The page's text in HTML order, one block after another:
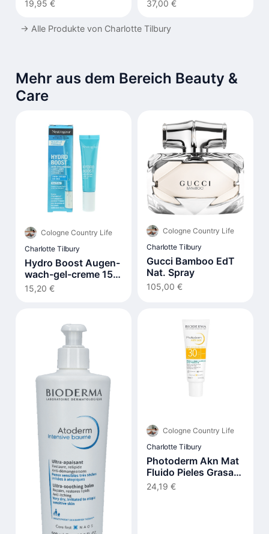
19,95 € 37,00 €
→ Alle Produkte von Charlotte Tilbury
Mehr aus dem Bereich Beauty &
Care
Cologne Country Life
Charlotte Tilbury
Hydro Boost Augen-
wach-gel-creme 15
ml
15,20 €
Cologne Country Life
Charlotte Tilbury
Gucci Bamboo EdT
Nat. Spray
105,00 €
Cologne Country Life
Charlotte Tilbury
Photoderm Akn Mat
Fluido Pieles Grasas
Y Acnéicas Spf30 40
24,19 €